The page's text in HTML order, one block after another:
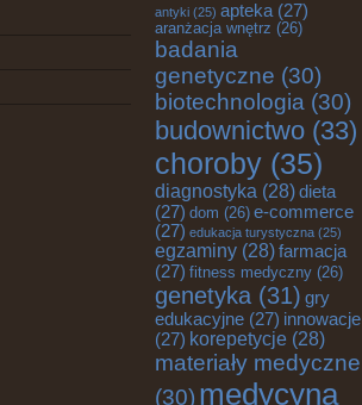
antyki (25) apteka (27)
aranżacja wnętrz (26)
badania
genetyczne (30)
biotechnologia (30)
budownictwo (33)
choroby (35)
diagnostyka (28)dieta
(27) dom (26) e-commerce
(27) edukacja turystyczna (25)
egzaminy (28)farmacja
(27) fitness medyczny (26)
genetyka (31) gry
edukacyjne (27) innowacje
(27) korepetycje (28)
materiały medyczne
(30) medycyna